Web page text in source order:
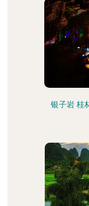
银子岩 桂